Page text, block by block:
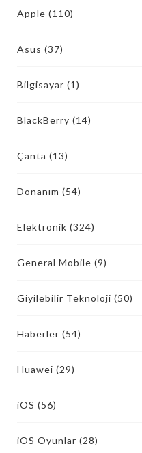
Apple (110)
Asus (37)
Bilgisayar (1)
BlackBerry (14)
Çanta (13)
Donanım (54)
Elektronik (324)
General Mobile (9)
Giyilebilir Teknoloji (50)
Haberler (54)
Huawei (29)
iOS (56)
iOS Oyunlar (28)